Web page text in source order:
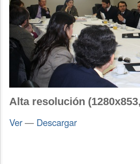
Alta resolución
Ver— Descargar